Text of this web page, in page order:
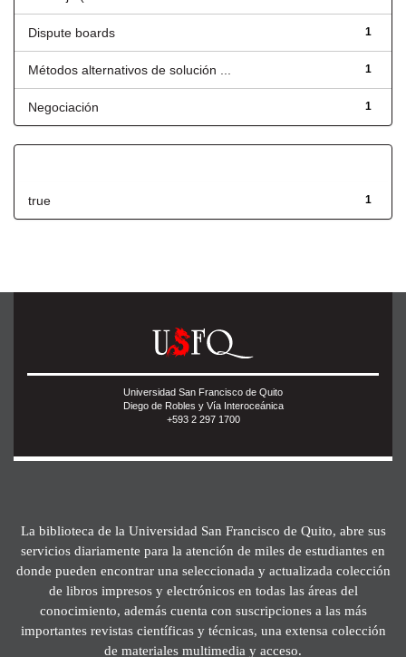
1
Dispute boards
1
Métodos alternativos de solución ...
1
Negociación
1
true
Universidad San Francisco de Quito
Diego de Robles y Vía Interoceánica
+593 2 297 1700
La biblioteca de la Universidad San Francisco de Quito, abre sus
servicios diariamente para la atención de miles de estudiantes en
donde pueden encontrar una seleccionada y actualizada colección
de libros impresos y electrónicos en todas las áreas del
conocimiento, además cuenta con suscripciones a las más
importantes revistas científicas y técnicas, una extensa colección
de materiales multimedia y acceso.